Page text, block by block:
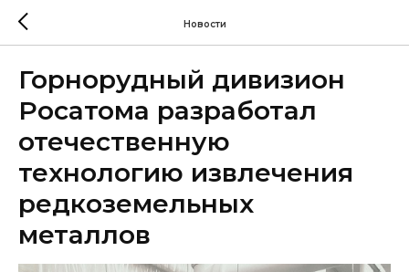
Новости
Горнорудный дивизион
Росатома разработал
отечественную
технологию извлечения
редкоземельных
металлов